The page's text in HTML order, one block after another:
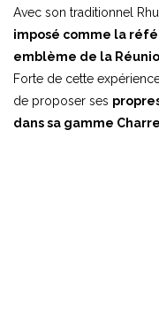
Avec son traditionnel
imposé comme la
emblème de la
Forte de cette
de proposer ses
dans sa gamme